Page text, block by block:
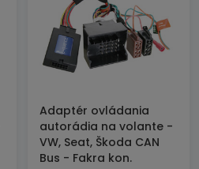
Adaptér ovládania
autorádia na volante -
VW, Seat, Škoda CAN
Bus - Fakra kon.